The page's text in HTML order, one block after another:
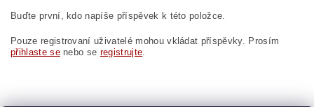
Buďte první, kdo napíše příspěvek k této položce.
Pouze registrovaní uživatelé mohou vkládat příspěvky. Prosím
přihlaste senebo se registrujte.